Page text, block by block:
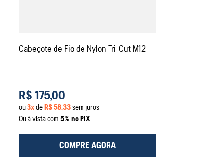
Cabeçote de Fio de Nylon Tri-Cut M12
R$ 175,00
ou3xdeR$58,33sem juros
Ou à vista com 5% no PIX
COMPRE AGORA